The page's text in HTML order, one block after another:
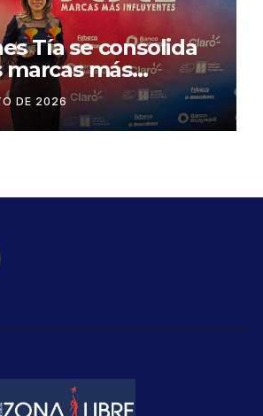
Tía se consolida
más
del Ecuador
DE 2026